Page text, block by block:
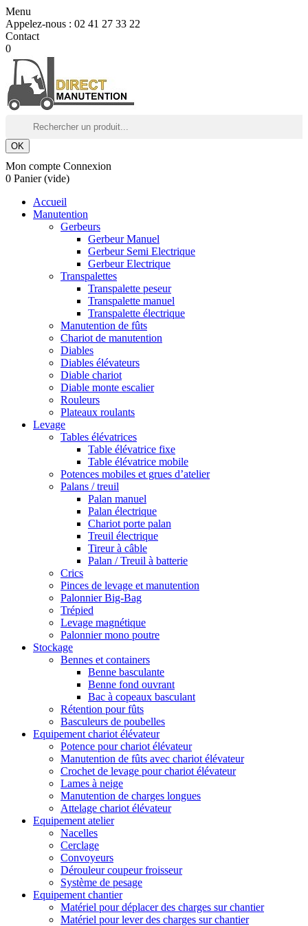
Menu
Appelez-nous : 02 41 27 33 22
Contact
0
OK
Mon compte Connexion
0 Panier (vide)
Accueil
Manutention
Gerbeurs
Gerbeur Manuel
Gerbeur Semi Electrique
Gerbeur Electrique
Transpalettes
Transpalette peseur
Transpalette manuel
Transpalette électrique
Manutention de fûts
Chariot de manutention
Diables
Diables élévateurs
Diable chariot
Diable monte escalier
Rouleurs
Plateaux roulants
Levage
Tables élévatrices
Table élévatrice fixe
Table élévatrice mobile
Potences mobiles et grues d’atelier
Palans / treuil
Palan manuel
Palan électrique
Chariot porte palan
Treuil électrique
Tireur à câble
Palan / Treuil à batterie
Crics
Pinces de levage et manutention
Palonnier Big-Bag
Trépied
Levage magnétique
Palonnier mono poutre
Stockage
Bennes et containers
Benne basculante
Benne fond ouvrant
Bac à copeaux basculant
Rétention pour fûts
Basculeurs de poubelles
Equipement chariot élévateur
Potence pour chariot élévateur
Manutention de fûts avec chariot élévateur
Crochet de levage pour chariot élévateur
Lames à neige
Manutention de charges longues
Attelage chariot élévateur
Equipement atelier
Nacelles
Cerclage
Convoyeurs
Dérouleur coupeur froisseur
Système de pesage
Equipement chantier
Matériel pour déplacer des charges sur chantier
Matériel pour lever des charges sur chantier